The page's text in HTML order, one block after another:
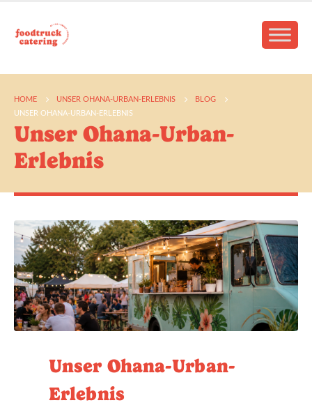
HOME UNSER OHANA-URBAN-ERLEBNIS
BLOG
UNSER OHANA-URBAN-ERLEBNIS
Unser Ohana-Urban-
Erlebnis
Unser Ohana-Urban-
Erlebnis